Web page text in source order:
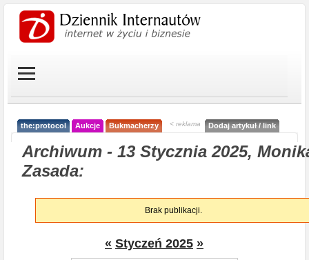
the:protocol Aukcje Bukmacherzy < reklama Dodaj artykuł / link
Archiwum - 13 Stycznia 2025,
Zasada:
Brak publikacji.
« Styczeń 2025 »